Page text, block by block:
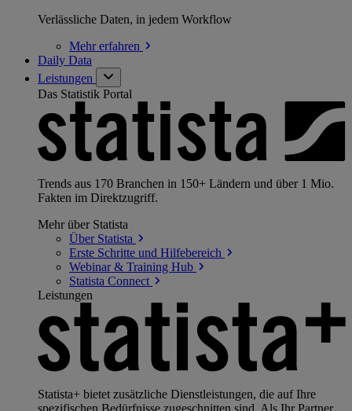
Verlässliche Daten, in jedem Workflow
Mehrerfahren
Daily Data
Leistungen
Das Statistik Portal
Trends aus 170 Branchen in 150+ Ländern und über 1 Mio.
Fakten im Direktzugriff.
Mehr über Statista
Über Statista
Erste Schritte und Hilfebereich
Webinar & Training Hub
Statista Connect
Leistungen
Statista+ bietet zusätzliche Dienstleistungen, die auf Ihre
spezifischen Bedürfnisse zugeschnitten sind. Als Ihr Partner